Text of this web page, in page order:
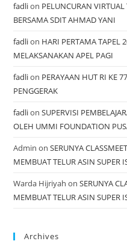
fadlion PELUNCURAN
BERSAMA SDIT AHMAD YANI
fadlion HARI PERTAMA TAPEL
MELAKSANAKAN APEL PAGI
fadlion PERAYAAN HUT RI KE
PENGGERAK
fadlionSUPERVISI
OLEH UMMI FOUNDATION
Admin onSERUNYA
MEMBUAT TELUR ASIN SUPER
Warda Hijriyah onSERUNYA
MEMBUAT TELUR ASIN SUPER
Archives